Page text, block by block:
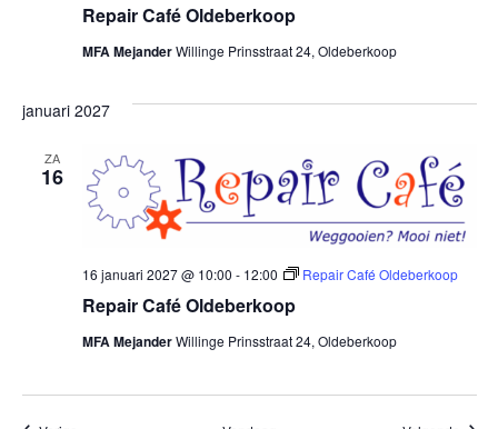
Repair Café Oldeberkoop
MFA MejanderWillinge Prinsstraat 24, Oldeberkoop
januari 2027
ZA
16
Repair Café Oldeberkoop
16 januari 2027 @ 10:00 - 12:00 Repair Café Oldeberkoop
MFA MejanderWillinge Prinsstraat 24, Oldeberkoop